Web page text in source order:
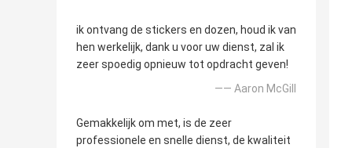
ik ontvang de stickers en dozen, houd ik van
hen werkelijk, dank u voor uw dienst, zal ik
zeer spoedig opnieuw tot opdracht geven!
—— Aaron McGill
Gemakkelijk om met, is de zeer
professionele en snelle dienst, de kwaliteit